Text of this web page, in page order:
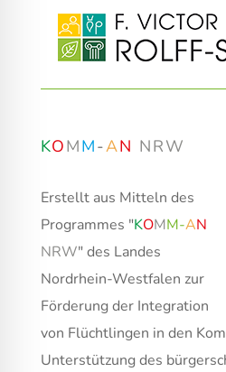
KOMM-AN NRW
Erstellt aus Mitteln des
Programmes "KOMM-AN
NRW" des Landes
Nordrhein-Westfalen zur
Förderung der Integration
von Flüchtlingen in den
Unterstützung des